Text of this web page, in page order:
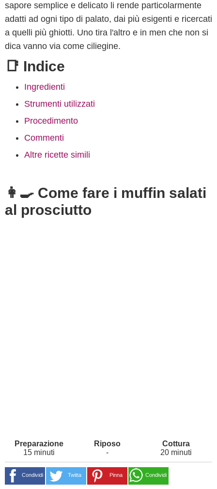
sapore semplice e delicato li rende particolarmente
adatti ad ogni tipo di palato, dai più esigenti e ricercati
a quelli più ghiotti. Uno tira l'altro e in men che non si
dica vanno via come ciliegine.
📑 Indice
Ingredienti
Strumenti utilizzati
Procedimento
Commenti
Altre ricette simili
👩‍🍳 Come fare i muffin salati
al prosciutto
15 minuti - 20 minuti
Condividi Twitta Pinna Condividi